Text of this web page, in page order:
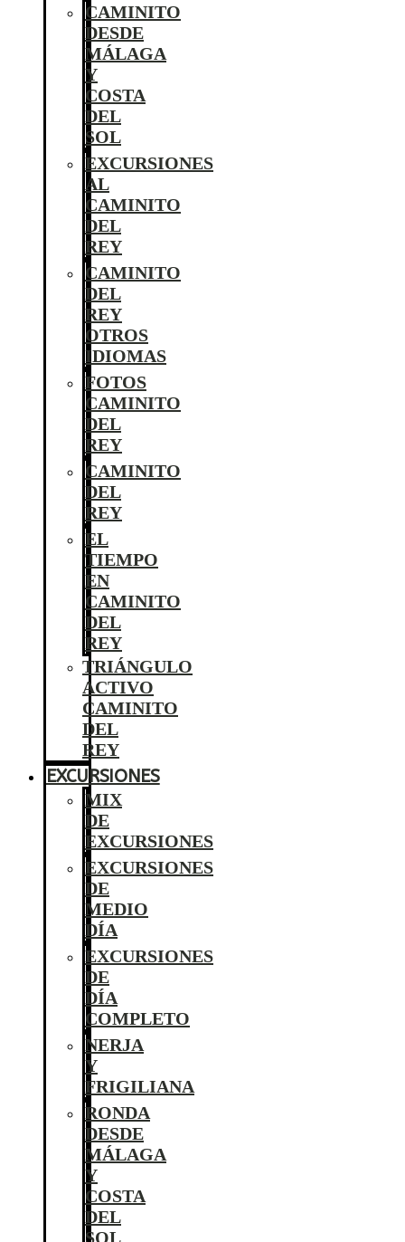
CAMINITO
DESDE
MÁLAGA
Y
COSTA
DEL
SOL
EXCURSIONES
AL
CAMINITO
DEL
REY
CAMINITO
DEL
REY
OTROS
IDIOMAS
FOTOS
CAMINITO
DEL
REY
CAMINITO
DEL
REY
EL
TIEMPO
EN
CAMINITO
DEL
REY
TRIÁNGULO
ACTIVO
CAMINITO
DEL
REY
EXCURSIONES
MIX
DE
EXCURSIONES
EXCURSIONES
DE
MEDIO
DÍA
EXCURSIONES
DE
DÍA
COMPLETO
NERJA
Y
FRIGILIANA
RONDA
DESDE
MÁLAGA
Y
COSTA
DEL
SOL